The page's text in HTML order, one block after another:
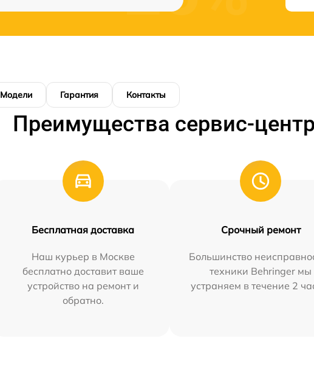
Модели Гарантия Контакты
Преимущества сервис-
Бесплатная доставка
Наш курьер в Москве
бесплатно доставит ваше
устройство на ремонт и
обратно.
Срочный ремонт
Большинство
техники Behringer мы
устраняем в течение 2